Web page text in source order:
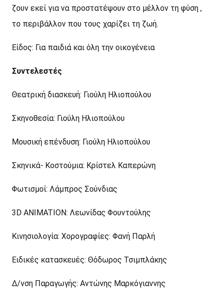
ζουν εκεί για να προστατέψουν στο μέλλον τη φύση ,
το περιβάλλον που τους χαρίζει τη ζωή.
Είδος: Για παιδιά και όλη την οικογένεια
Συντελεστές
Θεατρική διασκευή: Γιούλη Ηλιοπούλου
Σκηνοθεσία: Γιούλη Ηλιοπούλου
Μουσική επένδυση: Γιούλη Ηλιοπούλου
Σκηνικά- Κοστούμια: Κρίστελ Καπερώνη
Φωτισμοί: Λάμπρος Σούνδιας
3D ANIMATION: Λεωνίδας Φουντούλης
Κινησιολογία: Χορογραφίες: Φανή Παρλή
Ειδικές κατασκευές: Θόδωρος Τσιμπλάκης
Δ/νση Παραγωγής: Αντώνης Μαρκόγιαννης